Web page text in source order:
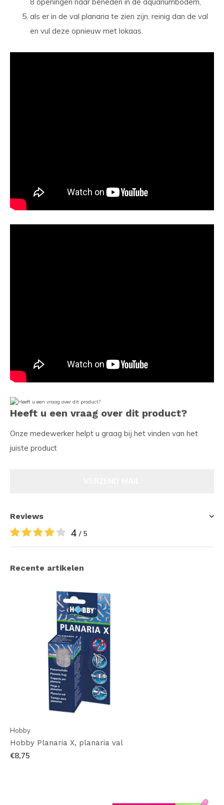
als er in de val planaria te zien zijn, reinig dan de val
en vul deze opnieuw met lokaas.
Heeft u een vraag over dit product?
Onze medewerker helpt u graag bij het vinden van het
juiste product
Reviews
4 / 5
Recente artikelen
Hobby
Hobby Planaria X, planaria val
€8,75